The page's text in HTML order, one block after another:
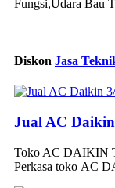
Fungsi,Udara Bau
Diskon Jasa
Jual AC
Toko AC DAIKIN
Perkasa toko AC